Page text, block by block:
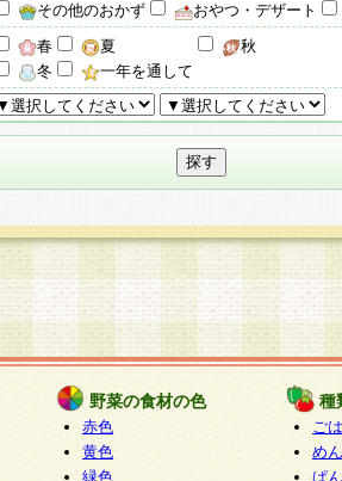
その他のおかず
おやつ・デザート
春 夏
秋
冬
一年を通して
野菜の食材の色
赤色
黄色
緑色
種
ご
めん
ぱん